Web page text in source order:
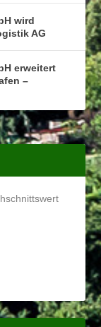
wird
AG
erweitert
–